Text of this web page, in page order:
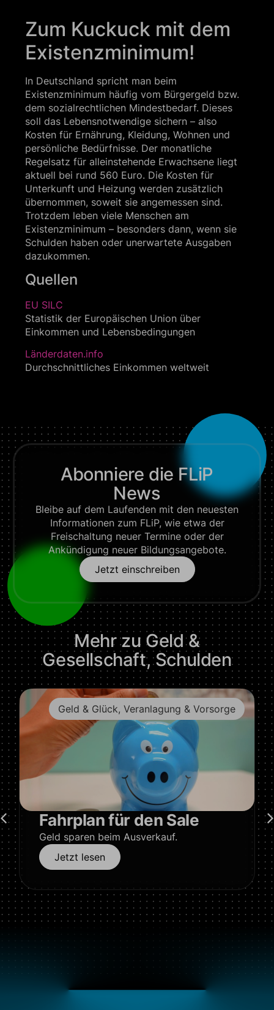
Zum Kuckuck mit dem
Existenzminimum!
In Deutschland spricht man beim
Existenzminimum häufig vom Bürgergeld bzw.
dem sozialrechtlichen Mindestbedarf. Dieses
soll das Lebensnotwendige sichern – also
Kosten für Ernährung, Kleidung, Wohnen und
persönliche Bedürfnisse. Der monatliche
Regelsatz für alleinstehende Erwachsene liegt
aktuell bei rund 560 Euro. Die Kosten für
Unterkunft und Heizung werden zusätzlich
übernommen, soweit sie angemessen sind.
Trotzdem leben viele Menschen am
Existenzminimum – besonders dann, wenn sie
Schulden haben oder unerwartete Ausgaben
dazukommen.
Quellen
EU SILC
Statistik der Europäischen Union über
Einkommen und Lebensbedingungen
Länderdaten.info
Durchschnittliches Einkommen weltweit
Abonniere die FLiP
News
Bleibe auf dem Laufenden mit den neuesten
Informationen zum FLiP, wie etwa der
Freischaltung neuer Termine oder der
Ankündigung neuer Bildungsangebote.
Jetzt einschreiben
Mehr zu Geld &
Gesellschaft,Schulden
Geld & Glück, Veranlagung & Vorsorge
Fahrplan für den Sale
Geld sparen beim Ausverkauf.
Jetzt lesen